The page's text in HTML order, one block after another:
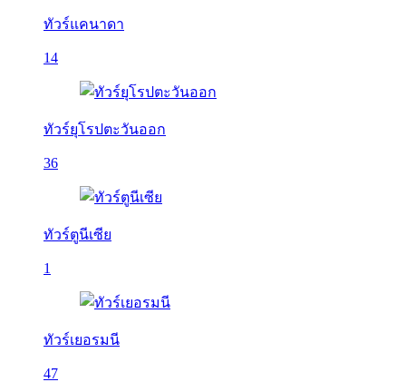
ทัวร์แคนาดา
14
ทัวร์ยุโรปตะวันออก
36
ทัวร์ตูนีเซีย
1
ทัวร์เยอรมนี
47